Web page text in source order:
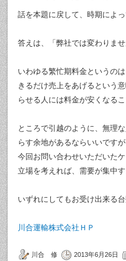
話を本題に戻して、時期によ
答えは、「弊社では変わりませ
いわゆる繁忙期料金というの
きるだけ売上をあげるという
らせる人には料金が安くなる
ところで引越のように、無理
らす余地があるならいいです
今回お問い合わせいただいた
立場を考えれば、需要が集中
いずれにしてもお受け出来る
川合運輸株式会社ＨＰ
川合 修 2013年6月26日